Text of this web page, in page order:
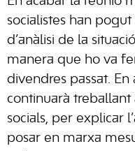
socialistes han
d’anàlisi de la
manera que ho va
divendres passat. En
continuarà treballant
socials, per explicar
posar en marxa